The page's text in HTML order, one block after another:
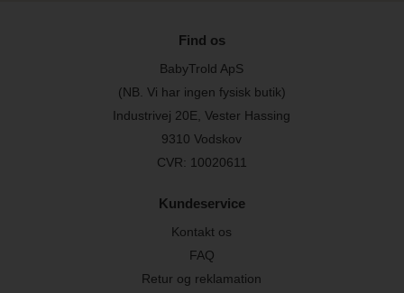
Find os
BabyTrold ApS
(NB. Vi har ingen fysisk butik)
Industrivej 20E, Vester Hassing
9310 Vodskov
CVR: 10020611
Kundeservice
Kontakt os
FAQ
Retur og reklamation